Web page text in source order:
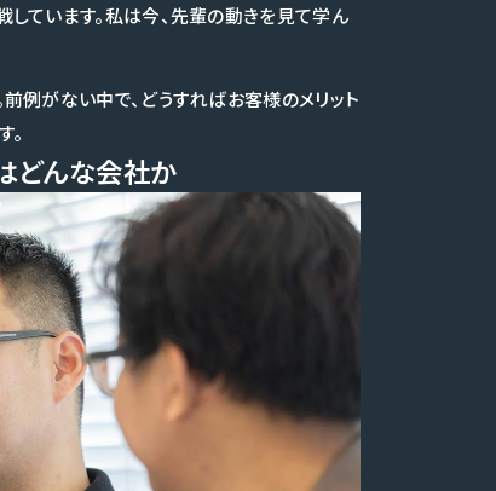
ています。私は今、先輩の動きを見て学ん
例がない中で、どうすればお客様のメリット
どんな会社か